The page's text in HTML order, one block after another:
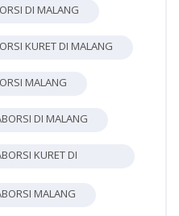
DI MALANG
KURET DI MALANG
MALANG
DI MALANG
KURET DI
MALANG